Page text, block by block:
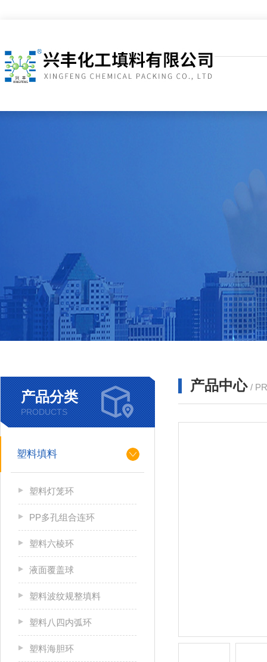
产品分类
PRODUCTS
塑料填料
塑料灯笼环
PP多孔组合连环
塑料六棱环
液面覆盖球
塑料波纹规整填料
塑料八四内弧环
塑料海胆环
产品中心 /